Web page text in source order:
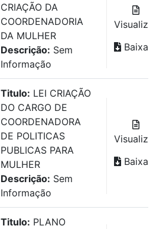
CRIAÇÃO DA
COORDENADORIA
DA MULHER
Descrição: Sem
Informação
Visualizar
Baixar
Titulo: LEI CRIAÇÃO
DO CARGO DE
COORDENADORA
DE POLITICAS
PUBLICAS PARA
MULHER
Descrição: Sem
Informação
Visualizar
Baixar
Titulo: PLANO